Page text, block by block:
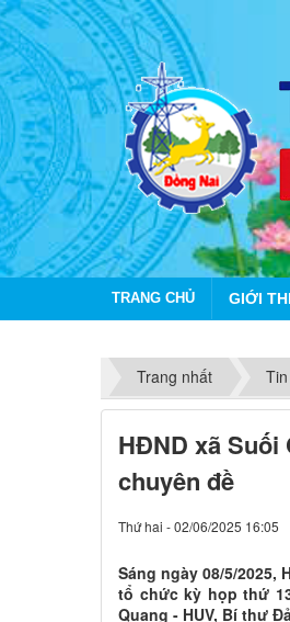
TRANG CHỦ GIỚI
Trang nhất
HĐND xã
chuyên đề
Thứ hai - 02/06/2025 16:05
Sáng ngày 08/5/2025,
tổ chức kỳ họp thứ
Quang - HUV, Bí thư